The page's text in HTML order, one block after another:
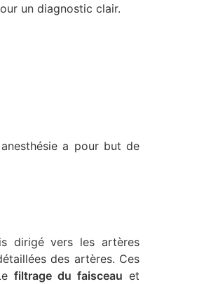
un diagnostic clair.
a pour but de
dirigé vers les artères
des artères. Ces
filtrage du faisceau et